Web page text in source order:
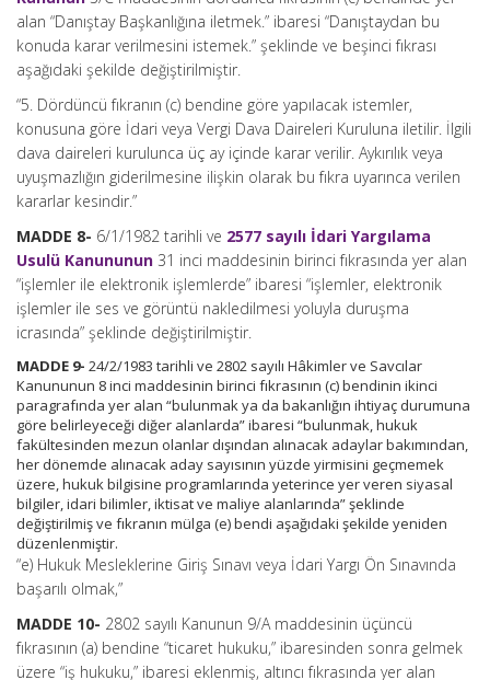
alan “Danıştay Başkanlığına iletmek.” ibaresi “Danıştaydan bu
konuda karar verilmesini istemek.” şeklinde ve beşinci fıkrası
aşağıdaki şekilde değiştirilmiştir.
“5. Dördüncü fıkranın (c) bendine göre yapılacak istemler,
konusuna göre İdari veya Vergi Dava Daireleri Kuruluna iletilir. İlgili
dava daireleri kurulunca üç ay içinde karar verilir. Aykırılık veya
uyuşmazlığın giderilmesine ilişkin olarak bu fıkra uyarınca verilen
kararlar kesindir.”
MADDE 8- 6/1/1982 tarihli ve 2577 sayılı İdari Yargılama
Usulü Kanununun 31 inci maddesinin birinci fıkrasında yer alan
“işlemler ile elektronik işlemlerde” ibaresi “işlemler, elektronik
işlemler ile ses ve görüntü nakledilmesi yoluyla duruşma
icrasında” şeklinde değiştirilmiştir.
MADDE 9- 24/2/1983 tarihli ve 2802 sayılı Hâkimler ve Savcılar
Kanununun 8 inci maddesinin birinci fıkrasının (c) bendinin ikinci
paragrafında yer alan “bulunmak ya da bakanlığın ihtiyaç durumuna
göre belirleyeceği diğer alanlarda” ibaresi “bulunmak, hukuk
fakültesinden mezun olanlar dışından alınacak adaylar bakımından,
her dönemde alınacak aday sayısının yüzde yirmisini geçmemek
üzere, hukuk bilgisine programlarında yeterince yer veren siyasal
bilgiler, idari bilimler, iktisat ve maliye alanlarında” şeklinde
değiştirilmiş ve fıkranın mülga (e) bendi aşağıdaki şekilde yeniden
düzenlenmiştir.
“e) Hukuk Mesleklerine Giriş Sınavı veya İdari Yargı Ön Sınavında
başarılı olmak,”
MADDE 10- 2802 sayılı Kanunun 9/A maddesinin üçüncü
fıkrasının (a) bendine “ticaret hukuku,” ibaresinden sonra gelmek
üzere “iş hukuku,” ibaresi eklenmiş, altıncı fıkrasında yer alan